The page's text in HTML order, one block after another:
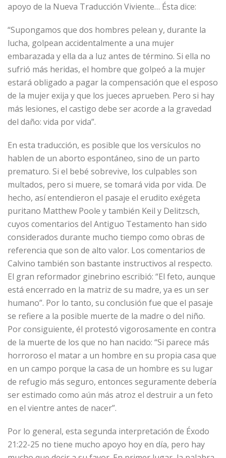
apoyo de la Nueva Traducción Viviente… Ésta dice:
“Supongamos que dos hombres pelean y, durante la
lucha, golpean accidentalmente a una mujer
embarazada y ella da a luz antes de término. Si ella no
sufrió más heridas, el hombre que golpeó a la mujer
estará obligado a pagar la compensación que el esposo
de la mujer exija y que los jueces aprueben. Pero si hay
más lesiones, el castigo debe ser acorde a la gravedad
del daño: vida por vida”.
En esta traducción, es posible que los versículos no
hablen de un aborto espontáneo, sino de un parto
prematuro. Si el bebé sobrevive, los culpables son
multados, pero si muere, se tomará vida por vida. De
hecho, así entendieron el pasaje el erudito exégeta
puritano Matthew Poole y también Keil y Delitzsch,
cuyos comentarios del Antiguo Testamento han sido
considerados durante mucho tiempo como obras de
referencia que son de alto valor. Los comentarios de
Calvino también son bastante instructivos al respecto.
El gran reformador ginebrino escribió: “El feto, aunque
está encerrado en la matriz de su madre, ya es un ser
humano”. Por lo tanto, su conclusión fue que el pasaje
se refiere a la posible muerte de la madre o del niño.
Por consiguiente, él protestó vigorosamente en contra
de la muerte de los que no han nacido: “Si parece más
horroroso el matar a un hombre en su propia casa que
en un campo porque la casa de un hombre es su lugar
de refugio más seguro, entonces seguramente debería
ser estimado como aún más atroz el destruir a un feto
en el vientre antes de nacer”.
Por lo general, esta segunda interpretación de Éxodo
21:22-25 no tiene mucho apoyo hoy en día, pero hay